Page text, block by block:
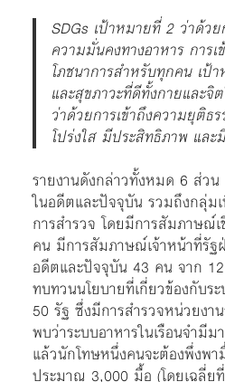
SDGs เป้าหมายที่ 2 ว่าด้ว
ความมั่นคงทางอาหาร การ
โภชนาการสำหรับทุกคน เป้
และสุขภาวะที่ดีทั้งกายและจิ
ว่าด้วยการเข้าถึงความยุติธ
โปร่งใส มีประสิทธิภาพ แล
รายงานดังกล่าวทั้งหมด 6 ส่ว
ในอดีตและปัจจุบัน รวมถึงกลุ่ม
การสำรวจ โดยมีการสัมภาษณ์
คน มีการสัมภาษณ์เจ้าหน้าที่รัฐ
อดีตและปัจจุบัน 43 คน จาก
ทบทวนนโยบายที่เกี่ยวข้องกับระ
50 รัฐ ซึ่งมีการสำรวจหน่วยงา
พบว่าระบบอาหารในเรือนจำมี
แล้วนักโทษหนึ่งคนจะต้องพึ่งพา
ประมาณ 3,000 มื้อ (โดยเฉลี่ย